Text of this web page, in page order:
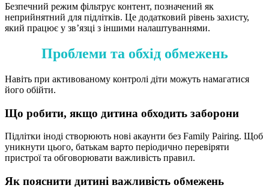
Безпечний режим фільтрує контент, позначений як
неприйнятний для підлітків. Це додатковий рівень захисту,
який працює у зв’язці з іншими налаштуваннями.
Проблеми та обхід обмежень
Навіть при активованому контролі діти можуть намагатися
його обійти.
Що робити, якщо дитина обходить заборони
Підлітки іноді створюють нові акаунти без Family Pairing. Щоб
уникнути цього, батькам варто періодично перевіряти
пристрої та обговорювати важливість правил.
Як пояснити дитині важливість обмежень